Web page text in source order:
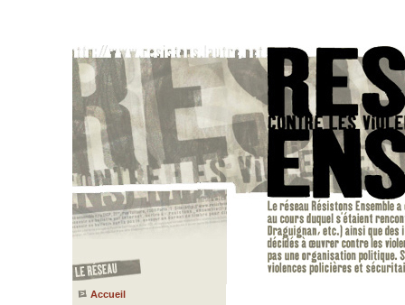
Accueil